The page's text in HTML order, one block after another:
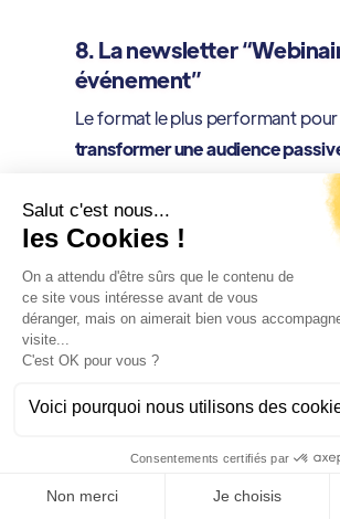
8. La newsletter
événement”
Le format le plus performant pour
transformer une audience
Pourquoi ça marche
Un webinaire demande un
fort de la part du prospect :
temps
inscription
engagement